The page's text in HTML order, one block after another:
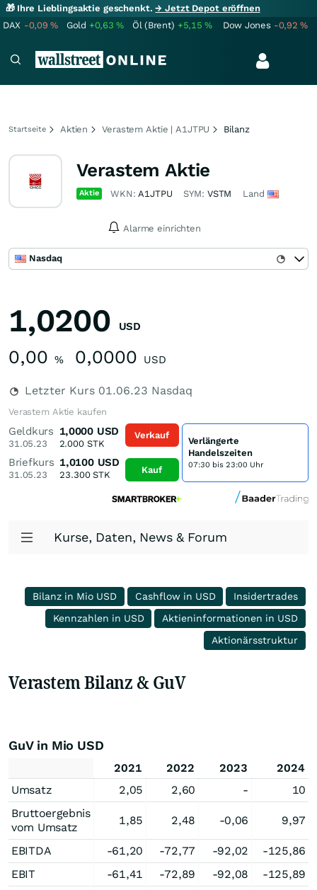
🎁 Ihre Lieblingsaktie geschenkt.→ Jetzt Depot eröffnen
DAX -0,09% Gold +0,63% Öl (Brent) +5,15% Dow Jones -0,92%
Startseite Aktien Verastem Aktie | A1JTPU Bilanz
Verastem Aktie
Aktie WKN:A1JTPU SYM: VSTM Land
Alarme einrichten
Nasdaq
1,0200 USD
0,00 % 0,0000 USD
Letzter Kurs 01.06.23 Nasdaq
Verastem Aktie kaufen
Geldkurs
31.05.23
1,0000 USD
2.000STK
Briefkurs
31.05.23
1,0100 USD
23.300STK
Verkauf
Kauf
Verlängerte
Handelszeiten
07:30 bis 23:00 Uhr
Kurse, Daten, News & Forum
Bilanz in Mio USD Cashflow in USD
Insidertrades
Kennzahlen in USD
Aktieninformationen in USD
Aktionärsstruktur
Verastem Bilanz & GuV
GuV in Mio USD
2021 2022 2023
2024
Umsatz
2,05 2,60 -
10
Bruttoergebnis
vom Umsatz
1,85 2,48 -0,06 9,97
EBITDA -61,20 -72,77 -92,02
-125,86
EBIT
-61,41 -72,89 -92,08
-125,89